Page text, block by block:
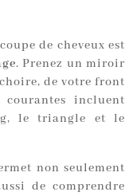
de cheveux est
. Prenez un miroir
de votre front
courantes incluent
le triangle et le
non seulement
de comprendre